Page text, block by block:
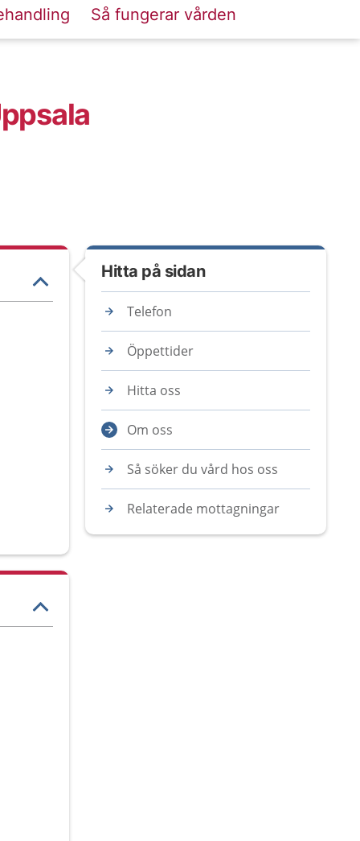
Så fungerar vården
Hitta på sidan
Telefon
Öppettider
Hitta oss
Om oss
Så söker du vård hos oss
Relaterade mottagningar